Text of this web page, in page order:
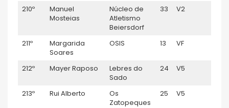
210º
Manuel
Mosteias
Núcleo de
Atletismo
Beiersdorf
33 V2
211º
Margarida
Soares
OSIS 13 VF
212º Mayer Raposo
Lebres do
Sado
24 V5
213º Rui Alberto
Os
Zatopeques
25 V5